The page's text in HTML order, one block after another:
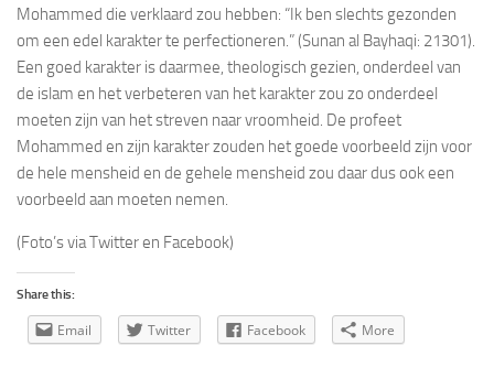
Mohammed die verklaard zou hebben: “Ik ben slechts gezonden
om een edel karakter te perfectioneren.” (Sunan al Bayhaqi: 21301).
Een goed karakter is daarmee, theologisch gezien, onderdeel van
de islam en het verbeteren van het karakter zou zo onderdeel
moeten zijn van het streven naar vroomheid. De profeet
Mohammed en zijn karakter zouden het goede voorbeeld zijn voor
de hele mensheid en de gehele mensheid zou daar dus ook een
voorbeeld aan moeten nemen.
(Foto’s via Twitter en Facebook)
Share this:
Email Twitter Facebook More